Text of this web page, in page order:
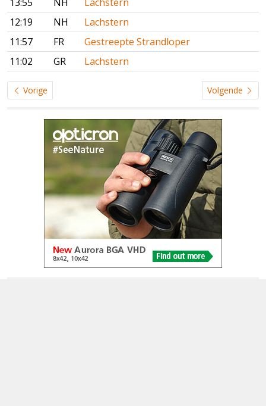
12:19
NH
Lachstern
11:57
FR
Gestreepte Strandloper
11:02
GR Lachstern
Vorige Volgende